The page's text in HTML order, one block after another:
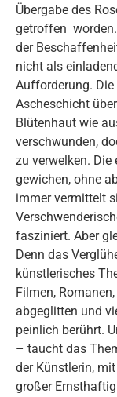
Übergabe des
getroffen
der
nicht als
Aufforderung.
Ascheschicht
Blütenhaut wie
verschwunden,
zu verwelken.
gewichen, ohne
immer vermittelt
fasziniert. Aber
Denn das
künstlerisches
Filmen,
abgeglitten und
peinlich berührt.
– taucht das
der Künstlerin,
großer